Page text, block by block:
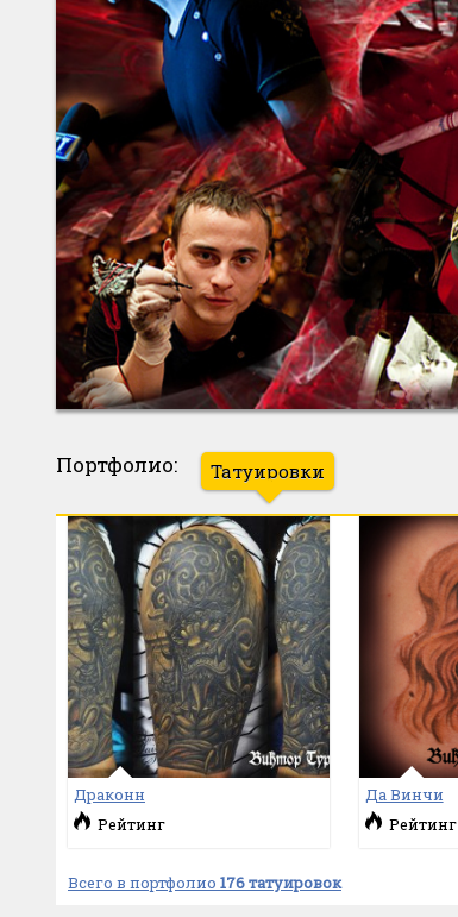
Портфолио: Татуировки
Драконн
Рейтинг
Да Винчи
Рейтинг
Всего в портфолио 176 татуировок